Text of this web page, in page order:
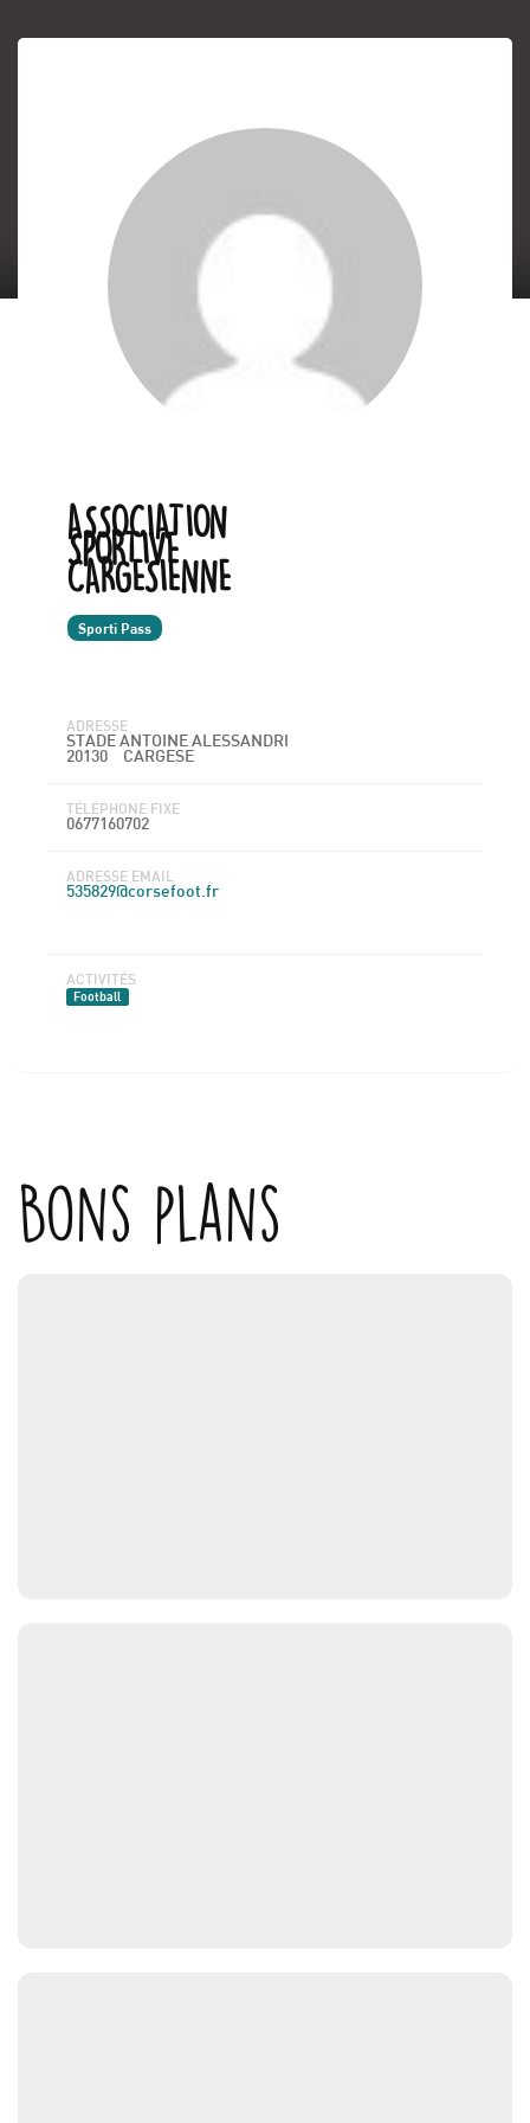
ASSOCIATION
SPORTIVE
CARGESIENNE
Sporti Pass
ADRESSE
STADE ANTOINE ALESSANDRI
20130
CARGESE
TÉLÉPHONE FIXE
0677160702
ADRESSE EMAIL
535829@corsefoot.fr
ACTIVITÉS
Football
Bons plans